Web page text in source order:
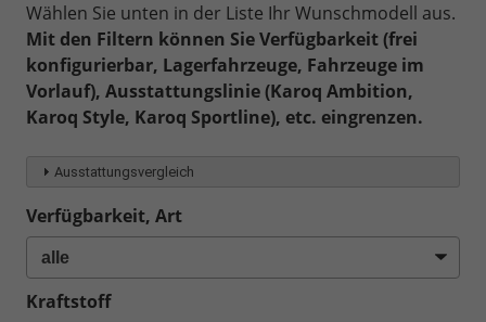
Wählen Sie unten in der Liste Ihr Wunschmodell aus.
Mit den Filtern können Sie Verfügbarkeit (frei
konfigurierbar, Lagerfahrzeuge, Fahrzeuge im
Vorlauf), Ausstattungslinie (Karoq Ambition,
Karoq Style, Karoq Sportline), etc. eingrenzen.
Ausstattungsvergleich
Verfügbarkeit, Art
Kraftstoff